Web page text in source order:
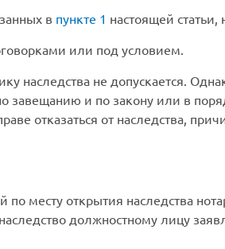
в пункте 1 настоящей статьи,
или под условием.
наследства не допускается.
и по закону или в
отказаться от наследства,
по месту открытия наследства
должностному лицу